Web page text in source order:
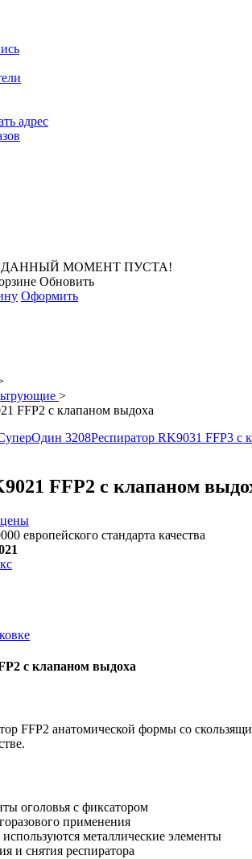
адрес
МОМЕНТ ПУСТА!
Обновить
Оформить
>
FFP2 с клапаном выдоха
3208Респиратор RK9031 FFP3 с
FFP2 с клапаном
цены
европейского стандарта качества
с клапаном выдоха
FFP2 анатомической формы со
оголовья с фиксатором
применения
металлические элементы
и снятия респиратора